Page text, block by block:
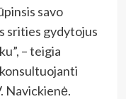
savo
srities gydytojus
– teigia
Navickienė.